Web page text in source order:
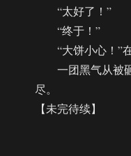
“太好了！”
“终于！”
“大饼小心！”在
一团黑气从被砸
尽。
【未完待续】